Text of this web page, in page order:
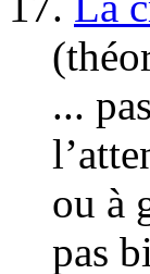
...
ou à
pas